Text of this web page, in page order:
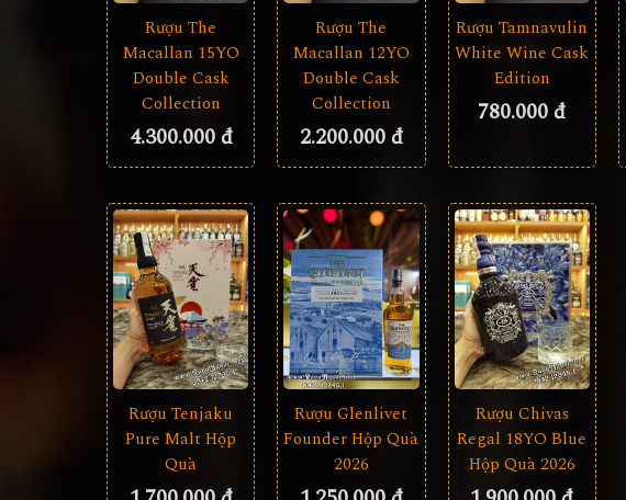
Rượu The
Macallan 15YO
Double Cask
Collection
4.300.000 đ
Rượu The
Macallan 12YO
Double Cask
Collection
2.200.000 đ
Rượu Tamnavulin
White Wine Cask
Edition
780.000 đ
Rượu Tenjaku
Pure Malt Hộp
Quà
Rượu Glenlivet
Founder Hộp Quà
2026
Rượu Chivas
Regal 18YO Blue
Hộp Quà 2026